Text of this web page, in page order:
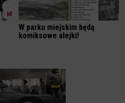
W parku miejskim będą
komiksowe alejki!